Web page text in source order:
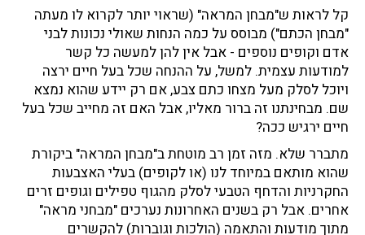
קל לראות ש"מבחן המראה" (שראוי יותר לקרוא לו מעתה
"מבחן הכתם") מבוסס על כמה הנחות שאולי נכונות לבני
אדם וקופים נוספים - אבל אין להן למעשה כל קשר
למודעות עצמית. למשל, על ההנחה שכל בעל חיים ירצה
ויוכל לסלק מעל מצחו כתם צבע, אם רק יידע שהוא נמצא
שם. מבחינתנו זה ברור מאליו, אבל האם זה מחייב שכל בעל
חיים ירגיש ככה?
מתברר שלא. מזה זמן רב מוטחת ב"מבחן המראה" ביקורת
שהוא מותאם במיוחד לנו (או לקופים) בעלי האצבעות
החקרניות והדחף הטבעי לסלק מהגוף טפילים וגופים זרים
אחרים. אבל רק בשנים האחרונות נערכים "מבחני מראה"
מתוך מודעות והתאמה (הולכות וגוברות) להקשרים